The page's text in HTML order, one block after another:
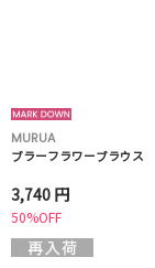
MURUA
ブラーフラワーブラウス
3,740 円
50%OFF